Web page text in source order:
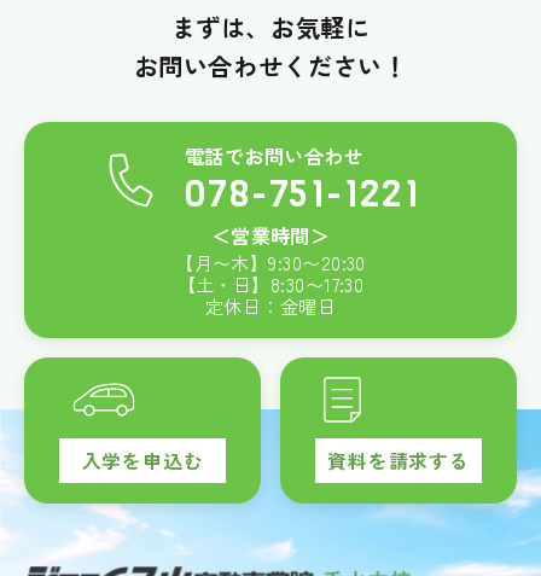
まずは、お気軽に
お問い合わせください！
電話でお問い合わせ
078-751-1221
＜営業時間＞
【月〜木】9:30〜20:30
【土・日】 8:30〜17:30
定休日：金曜日
入学を申込む 資料を請求する